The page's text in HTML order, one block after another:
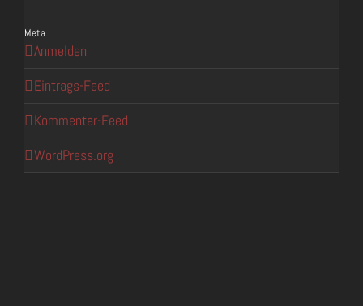
Meta
Anmelden
Eintrags-Feed
Kommentar-Feed
WordPress.org